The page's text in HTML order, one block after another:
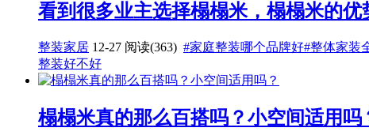
看到很多业主选择榻榻米，榻榻米的优
整装家居 12-27 阅读(363) #家庭整装哪个品牌好#整体家装
整装好不好
榻榻米真的那么百搭吗？小空间适用吗